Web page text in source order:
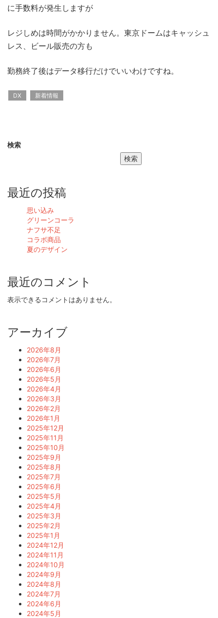
に手数料が発生しますが
レジしめは時間がかかりません。東京ドームはキャッシュ
レス、ビール販売の方も
勤務終了後はデータ移行だけでいいわけですね。
DX 新着情報
検索
検索
最近の投稿
思い込み
グリーンコーラ
ナフサ不足
コラボ商品
夏のデザイン
最近のコメント
表示できるコメントはありません。
アーカイブ
2026年8月
2026年7月
2026年6月
2026年5月
2026年4月
2026年3月
2026年2月
2026年1月
2025年12月
2025年11月
2025年10月
2025年9月
2025年8月
2025年7月
2025年6月
2025年5月
2025年4月
2025年3月
2025年2月
2025年1月
2024年12月
2024年11月
2024年10月
2024年9月
2024年8月
2024年7月
2024年6月
2024年5月